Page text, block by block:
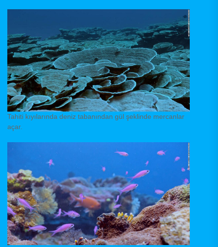
Tahiti kıyılarında deniz tabanından gül şeklinde mercanlar
açar.